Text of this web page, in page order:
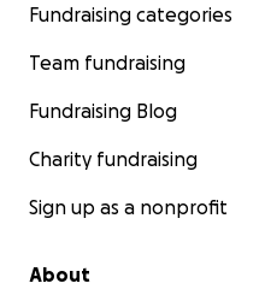
Fundraising categories
Team fundraising
Fundraising Blog
Charity fundraising
Sign up as a nonprofit
About